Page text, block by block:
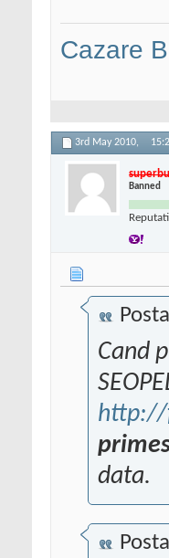
Cazare
3rd May 2010,
Banned
Cand
http://
data.